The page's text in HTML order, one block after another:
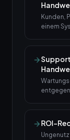
Kunden,
einem
ROI-